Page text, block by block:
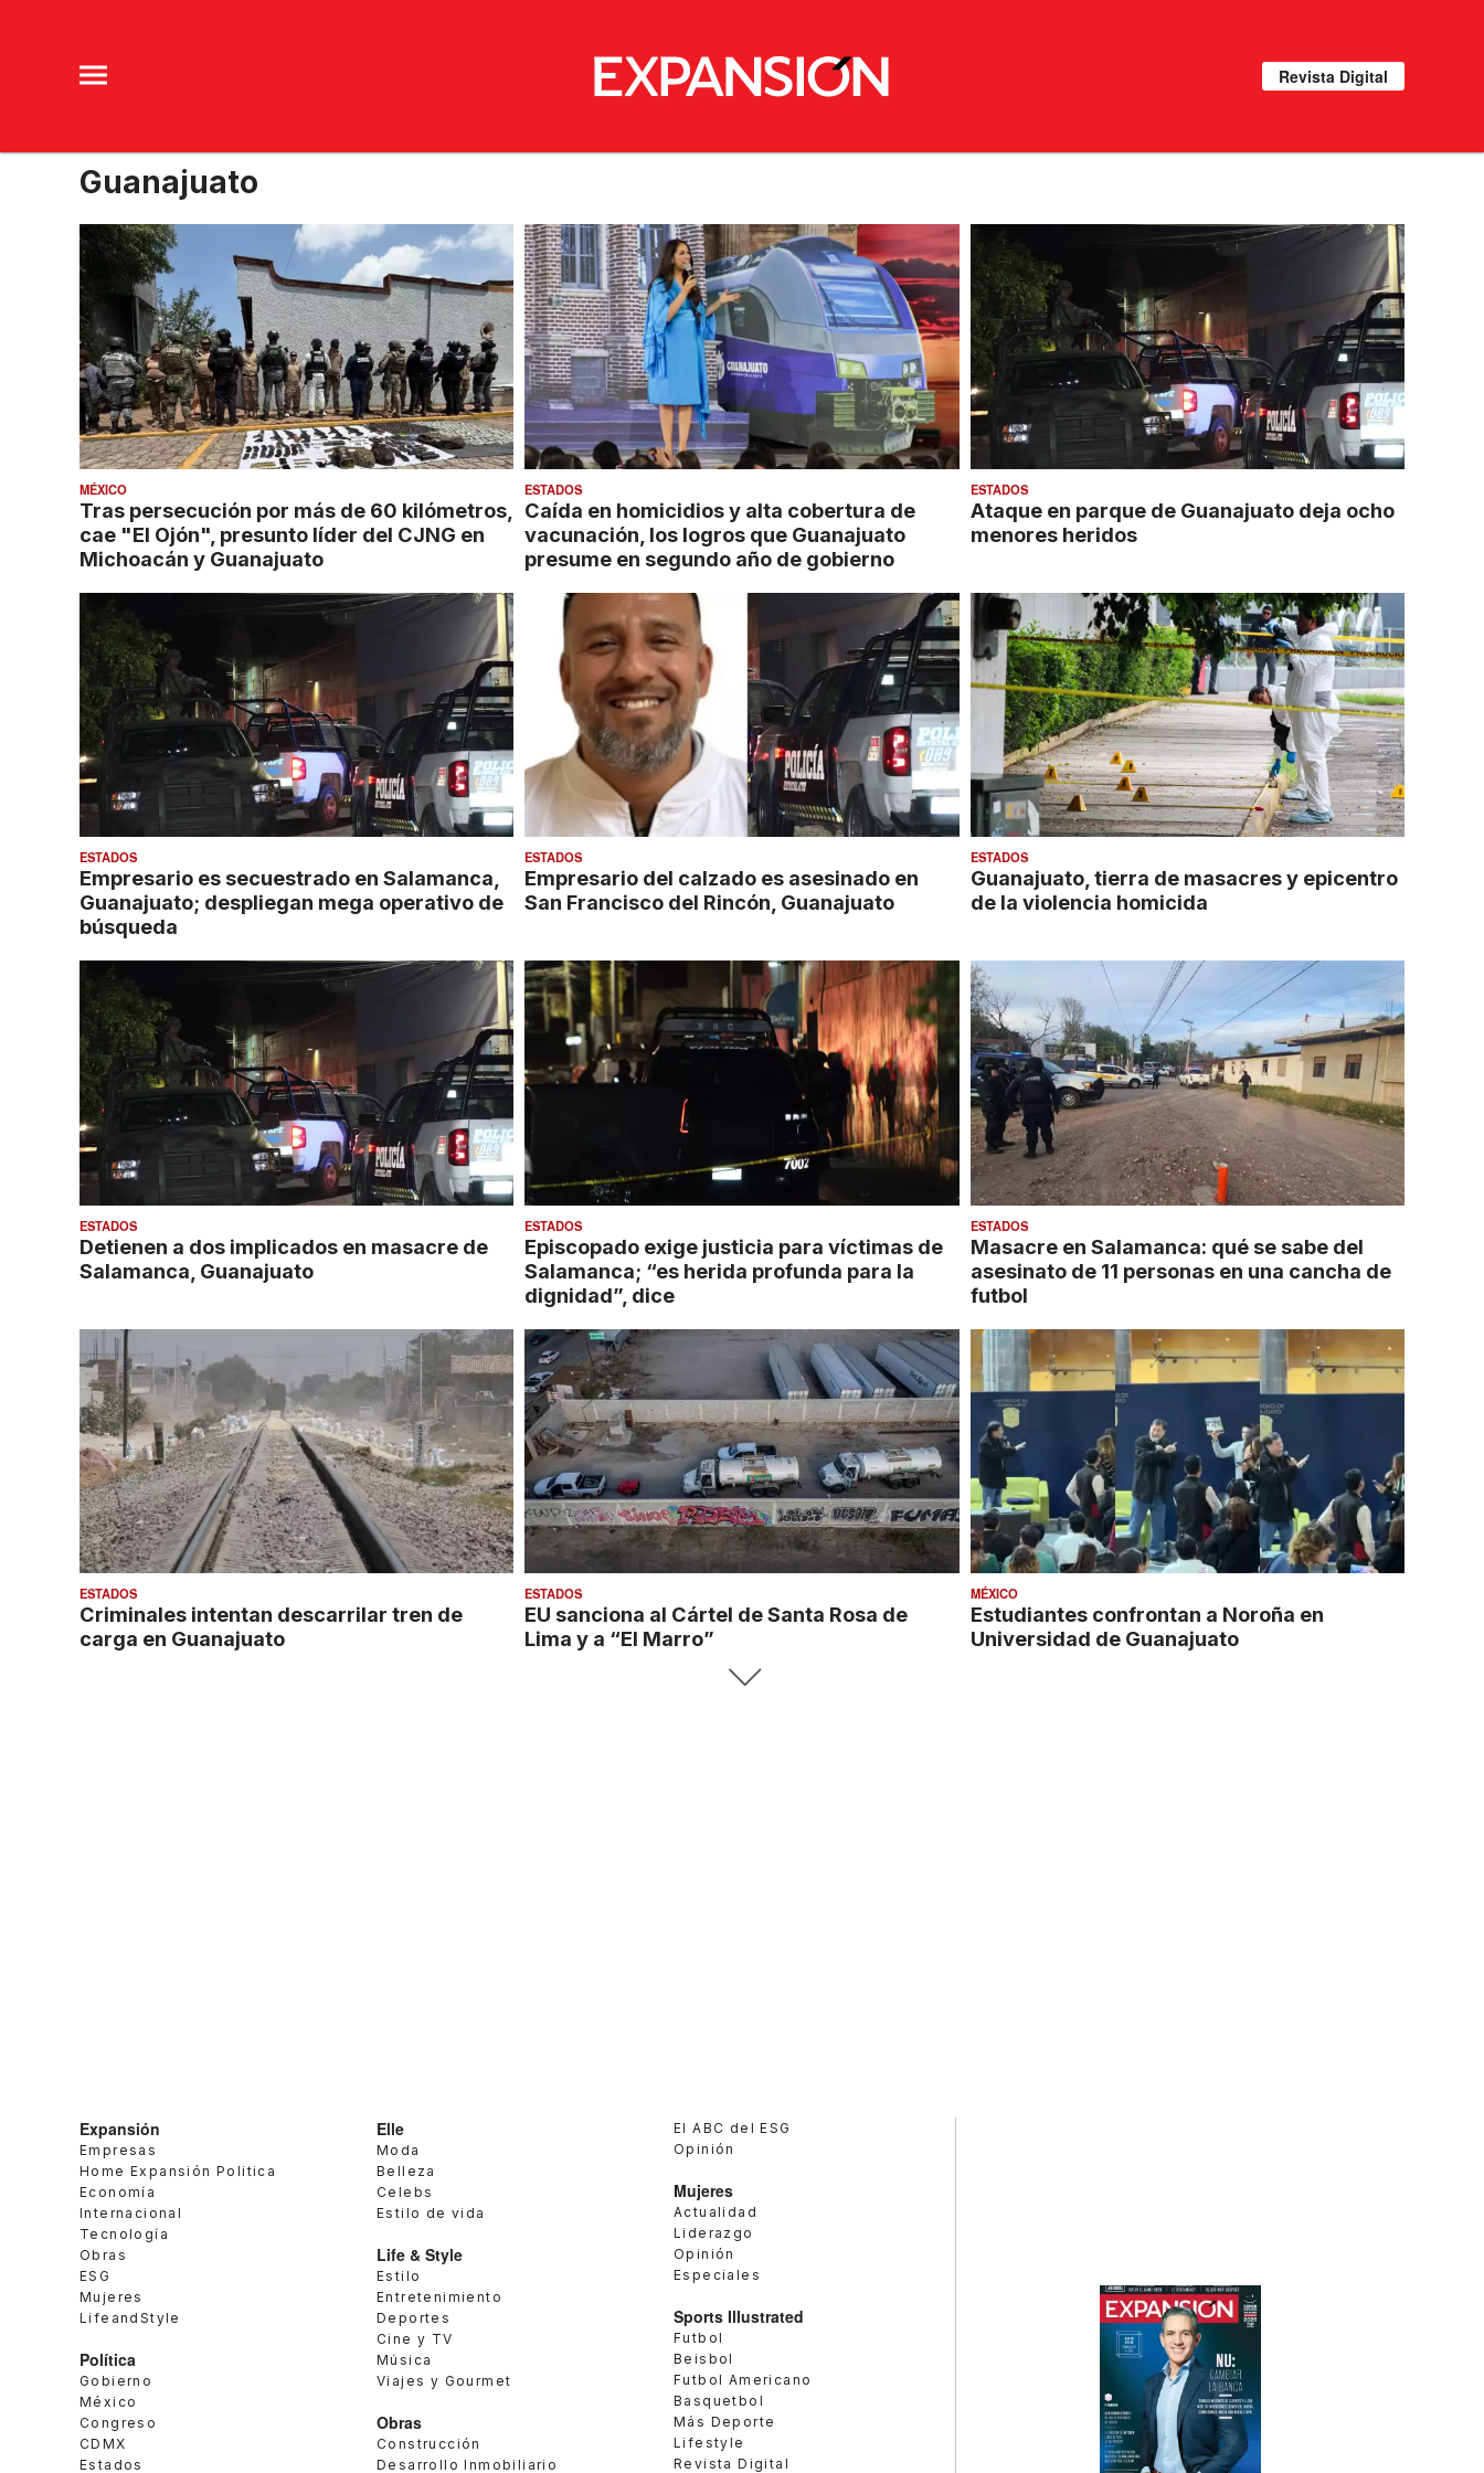
Revista Digital
Guanajuato
MÉXICO
Tras persecución por más de 60 kilómetros,
cae "El Ojón", presunto líder del CJNG en
Michoacán y Guanajuato
ESTADOS
Caída en homicidios y alta cobertura de
vacunación, los logros que Guanajuato
presume en segundo año de gobierno
ESTADOS
Ataque en parque de Guanajuato deja ocho
menores heridos
ESTADOS
Empresario es secuestrado en Salamanca,
Guanajuato; despliegan mega operativo de
búsqueda
ESTADOS
Empresario del calzado es asesinado en
San Francisco del Rincón, Guanajuato
ESTADOS
Guanajuato, tierra de masacres y epicentro
de la violencia homicida
ESTADOS
Detienen a dos implicados en masacre de
Salamanca, Guanajuato
ESTADOS
Episcopado exige justicia para víctimas de
Salamanca; “es herida profunda para la
dignidad”, dice
ESTADOS
Masacre en Salamanca: qué se sabe del
asesinato de 11 personas en una cancha de
futbol
ESTADOS
Criminales intentan descarrilar tren de
carga en Guanajuato
ESTADOS
EU sanciona al Cártel de Santa Rosa de
Lima y a “El Marro”
MÉXICO
Estudiantes confrontan a Noroña en
Universidad de Guanajuato
Expansión
Empresas
Home Expansión Politica
Economía
Internacional
Tecnología
Obras
ESG
Mujeres
LifeandStyle
Política
Gobierno
México
Congreso
CDMX
Estados
Elle
Moda
Belleza
Celebs
Estilo de vida
Life & Style
Estilo
Entretenimiento
Deportes
Cine y TV
Música
Viajes y Gourmet
Obras
Construcción
Desarrollo Inmobiliario
El ABC del ESG
Opinión
Mujeres
Actualidad
Liderazgo
Opinión
Especiales
Sports Illustrated
Futbol
Beisbol
Futbol Americano
Basquetbol
Más Deporte
Lifestyle
Revista Digital